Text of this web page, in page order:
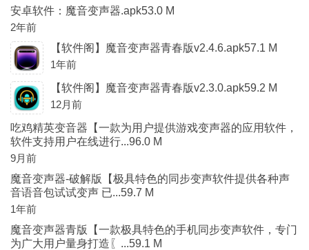
安卓软件：魔音变声器.apk53.0 M
2年前
【软件阁】魔音变声器青春版v2.4.6.apk57.1 M
1年前
【软件阁】魔音变声器青春版v2.3.0.apk59.2 M
12月前
吃鸡精英变音器【一款为用户提供游戏变声器的应用软件，
软件支持用户在线进行...96.0 M
9月前
魔音变声器-破解版【极具特色的同步变声软件提供各种声
音语音包试试变声 已...59.7 M
1年前
魔音变声器青版【一款极具特色的手机同步变声软件，专门
为广大用户量身打造〖...59.1 M